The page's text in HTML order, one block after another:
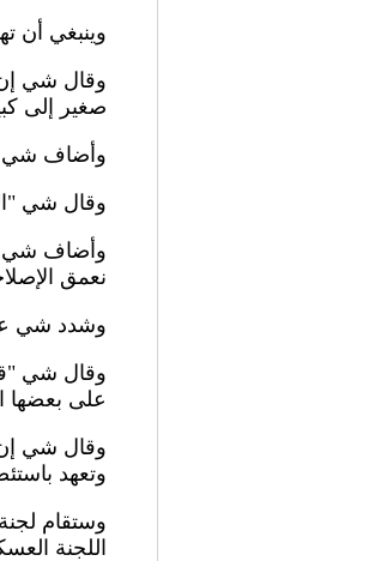
وينبغي أن
وقال شي إن
صغير إلى
وأضاف شي
وقال شي
وأضاف شي
نعمق
وشدد شي
وقال شي
على بعضها
وقال شي إن
وتعهد
وستقام
اللجنة